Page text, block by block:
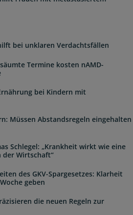
bei unklaren Verdachtsfällen
Termine kosten nAMD-
bei Kindern mit
Müssen Abstandsregeln eingehalten
Schlegel: „Krankheit wirkt wie eine
der Wirtschaft“
des GKV-Spargesetzes: Klarheit
geben
die neuen Regeln zur